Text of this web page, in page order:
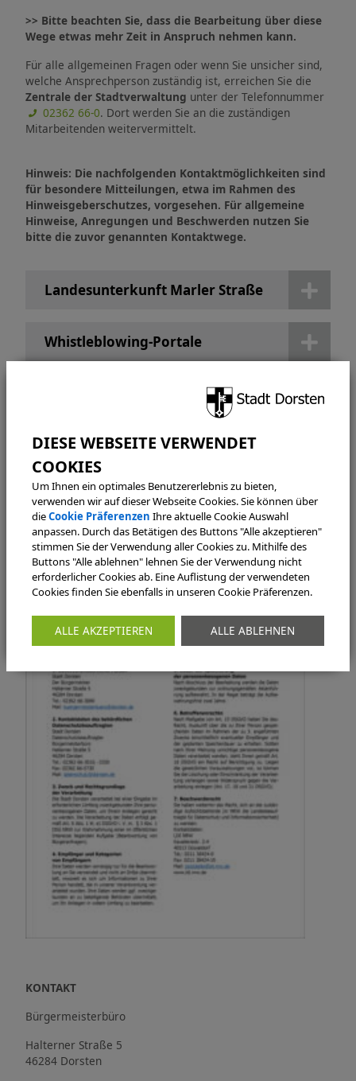
>> Bitte beachten Sie, dass die Bearbeitung über diese
Wege etwas mehr Zeit in Anspruch nehmen kann.
Für alle allgemeinen Fragen oder wenn Sie unsicher sind,
welche Ansprechperson zuständig ist, erreichen Sie die
Zentrale der Stadtverwaltung unter der Telefonnummer
02362 66-0. Dort werden Sie an die zuständigen
Mitarbeitenden weitervermittelt.
Hinweis: Die nachfolgenden Kontaktmöglichkeiten sind
für besondere Mitteilungen, etwa im Rahmen des
Hinweisgeberschutzes, vorgesehen. Für allgemeine
Hinweise, Anregungen und Beschwerden nutzen Sie
bitte die zuvor genannten Kontaktwege.
Landesunterkunft Marler Straße
Whistleblowing-Portale
Einige Hinweise – etwa zu Falschparkern oder
bauordnungsrechtlichen Verstößen – können grundsätzlich
Kontaktdaten von Zeuginnen oder Zeugen erforderlich
sind. Solche Mitteilungen sollten daher ebenfalls nicht
über das Hinweisgeber-Portal eingereicht werden.
Information zur Verarbeitung personenbezogener
Daten finden Sie hier:
KONTAKT
Bürgermeisterbüro
Halterner Straße 5
46284 Dorsten
Um Ihnen ein optimales Benutzererlebnis zu bieten,
verwenden wir auf dieser Webseite Cookies. Sie können über
dieCookie Präferenzen Ihre aktuelle Cookie Auswahl
anpassen. Durch das Betätigen des Buttons "Alle akzeptieren"
stimmen Sie der Verwendung aller Cookies zu. Mithilfe des
Buttons "Alle ablehnen" lehnen Sie der Verwendung nicht
erforderlicher Cookies ab. Eine Auflistung der verwendeten
Cookies finden Sie ebenfalls in unseren Cookie Präferenzen.
ALLE AKZEPTIEREN ALLE ABLEHNEN